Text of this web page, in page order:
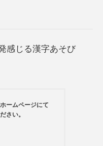
感じる漢字あそび
ームページにて
さい。